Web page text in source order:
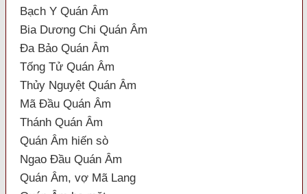
Bạch Y Quán Âm
Bia Dương Chi Quán Âm
Đa Bảo Quán Âm
Tống Tử Quán Âm
Thủy Nguyệt Quán Âm
Mã Đầu Quán Âm
Thánh Quán Âm
Quán Âm hiến sò
Ngao Đầu Quán Âm
Quán Âm, vợ Mã Lang